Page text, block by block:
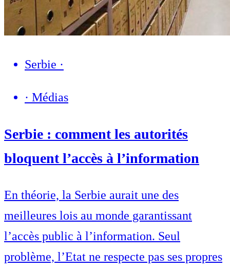
Serbie ·
· Médias
Serbie : comment les autorités
bloquent l’accès à l’information
En théorie, la Serbie aurait une des
meilleures lois au monde garantissant
l’accès public à l’information. Seul
problème, l’Etat ne respecte pas ses propres